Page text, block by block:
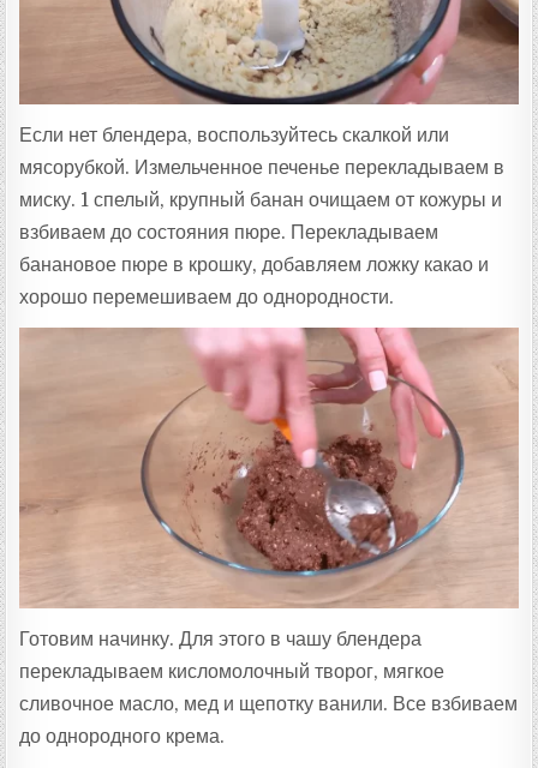
Если нет блендера, воспользуйтесь скалкой или
мясорубкой. Измельченное печенье перекладываем в
миску. 1 спелый, крупный банан очищаем от кожуры и
взбиваем до состояния пюре. Перекладываем
банановое пюре в крошку, добавляем ложку какао и
хорошо перемешиваем до однородности.
Готовим начинку. Для этого в чашу блендера
перекладываем кисломолочный творог, мягкое
сливочное масло, мед и щепотку ванили. Все взбиваем
до однородного крема.